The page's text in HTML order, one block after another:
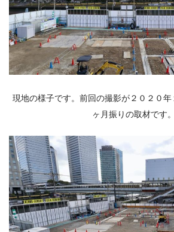
現地の様子です。前回の撮影が２０２０年
ヶ月振りの取材です。